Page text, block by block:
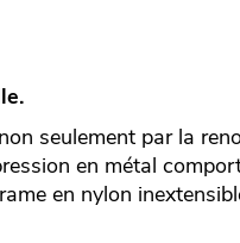
seulement par la
en métal
en nylon